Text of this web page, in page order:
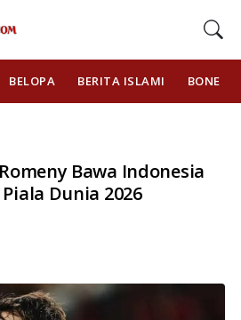
BELOPA BERITA ISLAMI BONE
Bawa Indonesia
Dunia 2026